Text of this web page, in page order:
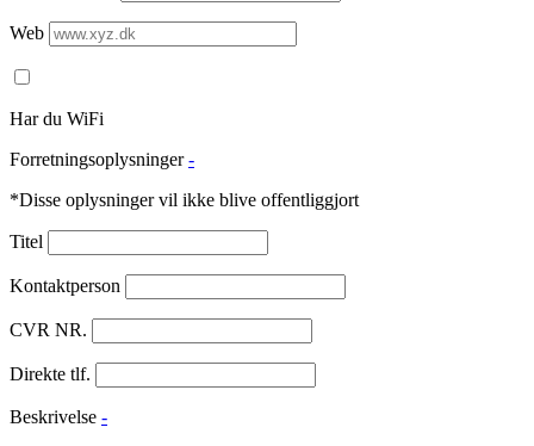
Web
Har du WiFi
Forretningsoplysninger -
*Disse oplysninger vil ikke blive offentliggjort
Titel
Kontaktperson
CVR NR.
Direkte tlf.
Beskrivelse -